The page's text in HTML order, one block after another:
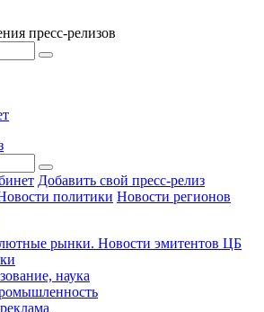
пресс-релизов
Добавить свой пресс-релиз
политики Новости регионов
рынки. Новости эмитентов ЦБ
наука